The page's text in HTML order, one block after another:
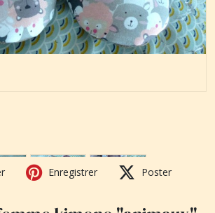
Enregistrer Poster